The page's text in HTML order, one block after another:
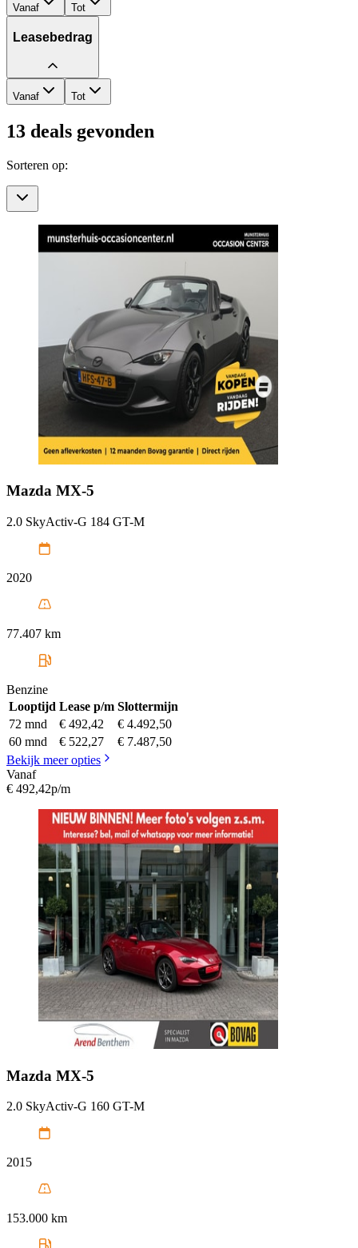
Vanaf Tot
Leasebedrag
Vanaf Tot
13 deals gevonden
Sorteren op:
Mazda MX-5
2.0 SkyActiv-G 184 GT-M
2020
77.407 km
Benzine
Looptijd Lease p/m Slottermijn
72 mnd
€ 492,42
€ 4.492,50
60 mnd
€ 522,27
€ 7.487,50
Bekijk meer opties
Vanaf
€ 492,42p/m
Mazda MX-5
2.0 SkyActiv-G 160 GT-M
2015
153.000 km